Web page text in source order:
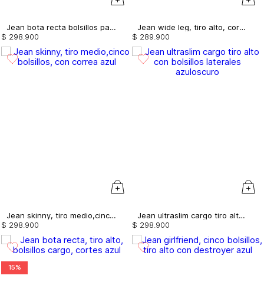
Jean bota recta bolsillos parche cortes para mujer
$ 298 900
Jean wide leg, tiro alto, cortes rusticos sobrepuestos
$ 289 900
Jean skinny, tiro medio,cinco bolsillos, con correa
$ 298 900
Jean ultraslim cargo tiro alto con bolsillos laterales
$ 298 900
15%